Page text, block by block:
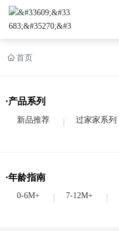
网站首页
产品中心
业务交流
首页
·产品系列
新品推荐 过家家系列
·年龄指南
0-6M+ 7-12M+